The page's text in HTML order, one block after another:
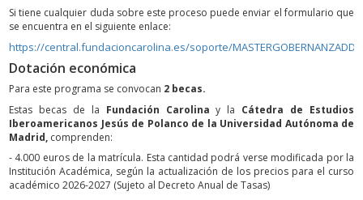
Si tiene cualquier duda sobre este proceso puede enviar el formulario que
se encuentra en el siguiente enlace:
https://central.fundacioncarolina.es/soporte/
Dotación económica
Para este programa se convocan 2 becas.
Estas becas de la Fundación Carolina y la Cátedra de Estudios
Iberoamericanos Jesús de Polanco de la Universidad Autónoma de
Madrid, comprenden:
- 4.000 euros de la matrícula. Esta cantidad podrá verse modificada por la
Institución Académica, según la actualización de los precios para el curso
académico 2026-2027 (Sujeto al Decreto Anual de Tasas)